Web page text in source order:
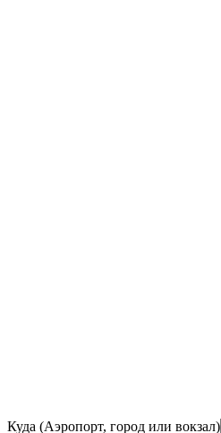
Куда (Аэропорт, город или вокзал)